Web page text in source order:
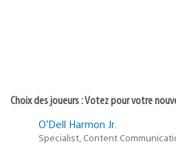
Choix des joueurs : Votez pour votre
O’Dell Harmon Jr.
Specialist, Content